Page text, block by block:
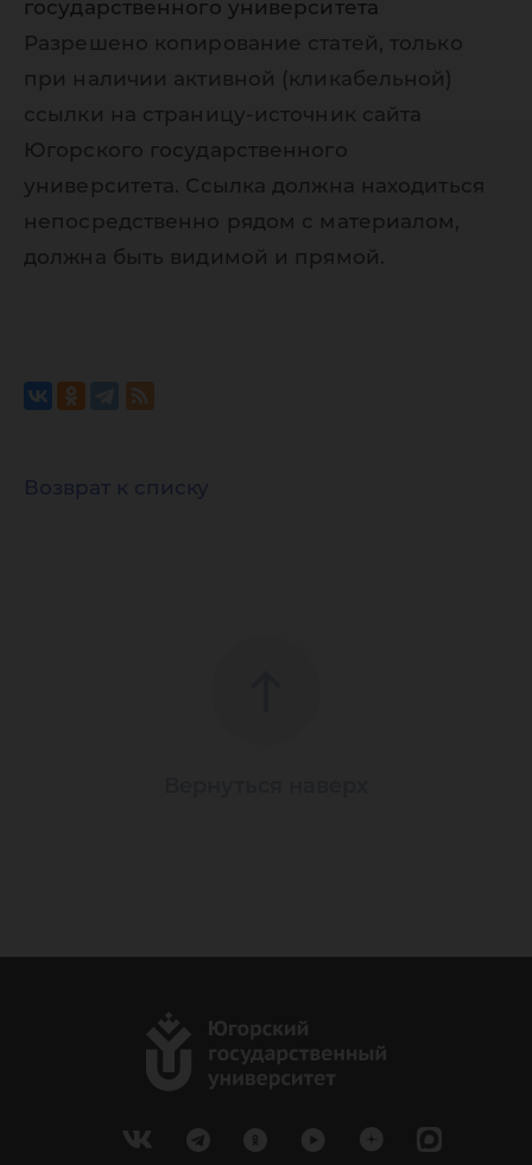
государственного университета
Разрешено копирование статей, только
при наличии активной (кликабельной)
ссылки на страницу-источник сайта
Югорского государственного
университета. Ссылка должна находиться
непосредственно рядом с материалом,
должна быть видимой и прямой.
Возврат к списку